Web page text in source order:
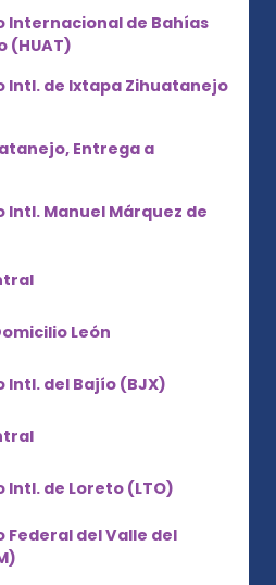
Internacional de Bahías
(HUAT)
Intl. de Ixtapa Zihuatanejo
Entrega a
Manuel Márquez de
León
del Bajío (BJX)
de Loreto (LTO)
del Valle del